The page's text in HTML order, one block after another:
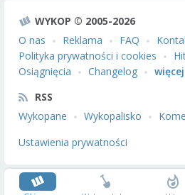
WYKOP © 2005-2026
O nas
Reklama FAQ
Polityka prywatności i cookies
Osiągnięcia
Changelog
więcej
RSS
Wykopane
Wykopalisko
Ustawienia prywatności